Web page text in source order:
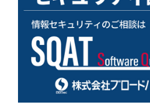
https://msrc.microsoft.com/
2025-47994
https://msrc.microsoft.com/
2025-49697
https://msrc.microsoft.com/
2025-49695